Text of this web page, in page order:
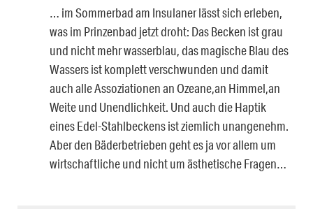
… im Sommerbad am Insulaner lässt sich erleben,
was im Prinzenbad jetzt droht: Das Becken ist grau
und nicht mehr wasserblau, das magische Blau des
Wassers ist komplett verschwunden und damit
auch alle Assoziationen an Ozeane,an Himmel,an
Weite und Unendlichkeit. Und auch die Haptik
eines Edel-Stahlbeckens ist ziemlich unangenehm.
Aber den Bäderbetrieben geht es ja vor allem um
wirtschaftliche und nicht um ästhetische Fragen…